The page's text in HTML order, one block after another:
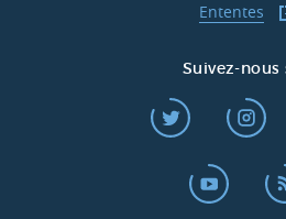
Ententes
Suivez-nous